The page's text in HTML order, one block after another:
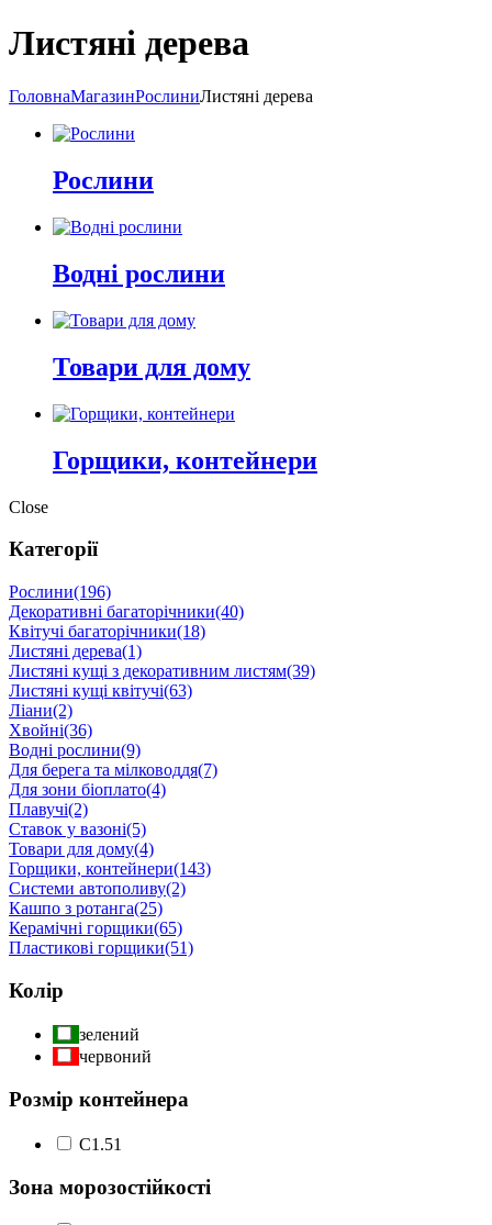
Листяні дерева
ГоловнаМагазинРослиниЛистяні дерева
Рослини
Водні рослини
Товари для дому
Горщики, контейнери
Close
Категорії
Рослини(196)
Декоративні багаторічники(40)
Квітучі багаторічники(18)
Листяні дерева(1)
Листяні кущі з декоративним листям(39)
Листяні кущі квітучі(63)
Ліани(2)
Хвойні(36)
Водні рослини(9)
Для берега та мілководдя(7)
Для зони біоплато(4)
Плавучі(2)
Ставок у вазоні(5)
Товари для дому(4)
Горщики, контейнери(143)
Системи автополиву(2)
Кашпо з ротанга(25)
Керамічні горщики(65)
Пластикові горщики(51)
Колір
зелений
червоний
Розмір контейнера
С1.51
Зона морозостійкості